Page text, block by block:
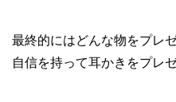
最終的にはどんな物をプレ
自信を持って耳かきをプレ